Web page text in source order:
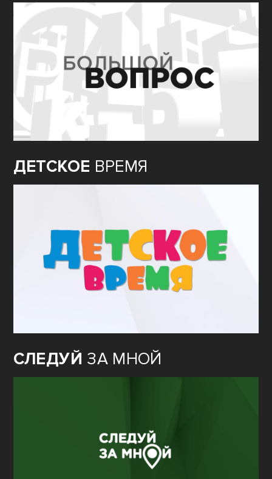
ДЕТСКОЕ ВРЕМЯ
СЛЕДУЙ ЗА МНОЙ